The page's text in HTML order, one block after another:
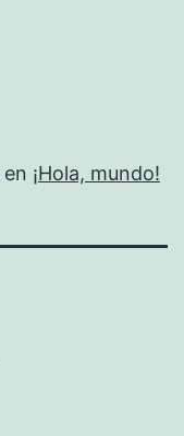
en ¡Hola, mundo!